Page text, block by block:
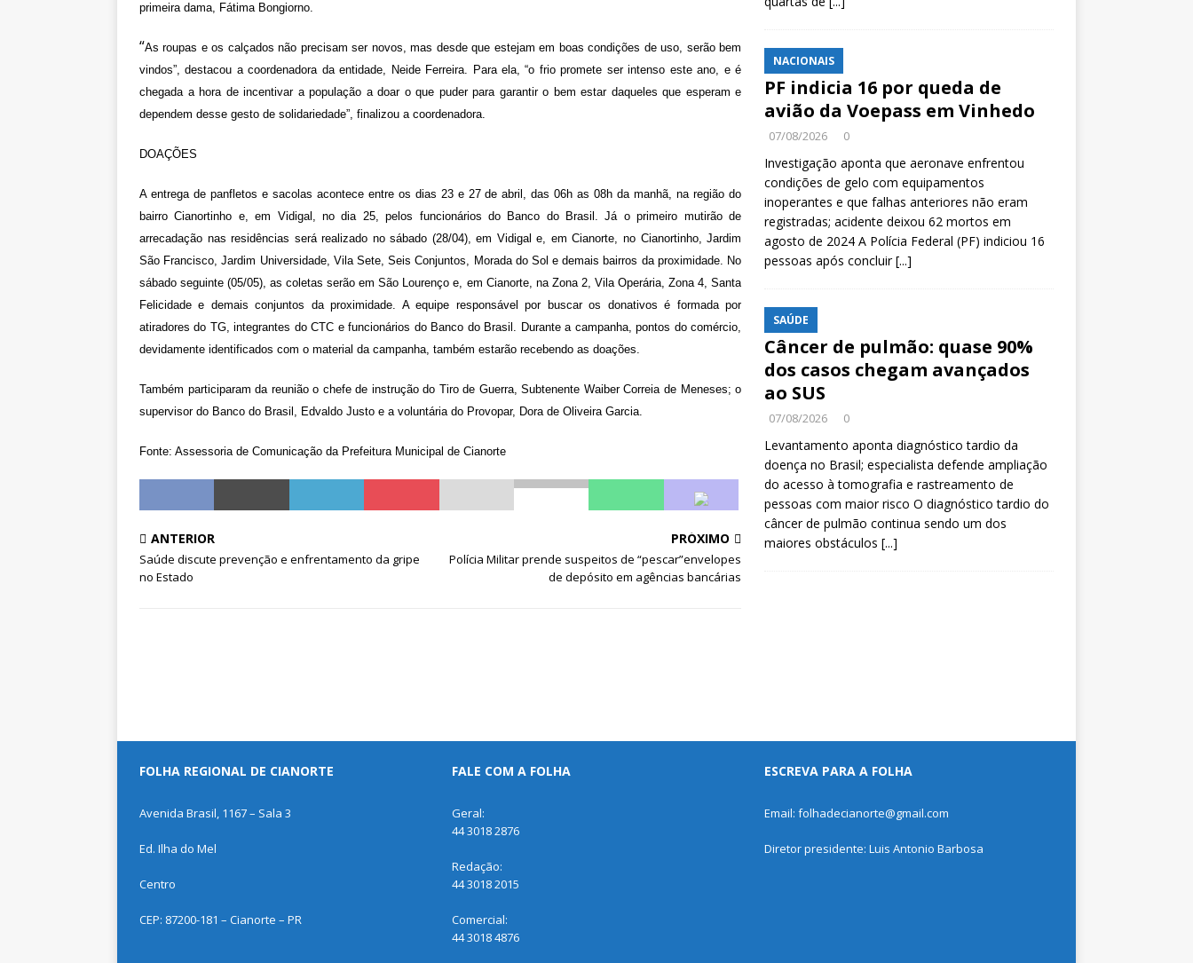
primeira dama, Fátima Bongiorno.
“As roupas e os calçados não precisam ser novos, mas desde que estejam em boas condições de uso, serão bem
vindos”, destacou a coordenadora da entidade, Neide Ferreira. Para ela, “o frio promete ser intenso este ano, e é
chegada a hora de incentivar a população a doar o que puder para garantir o bem estar daqueles que esperam e
dependem desse gesto de solidariedade”, finalizou a coordenadora.
DOAÇÕES
A entrega de panfletos e sacolas acontece entre os dias 23 e 27 de abril, das 06h as 08h da manhã, na região do
bairro Cianortinho e, em Vidigal, no dia 25, pelos funcionários do Banco do Brasil. Já o primeiro mutirão de
arrecadação nas residências será realizado no sábado (28/04), em Vidigal e, em Cianorte, no Cianortinho, Jardim
São Francisco, Jardim Universidade, Vila Sete, Seis Conjuntos, Morada do Sol e demais bairros da proximidade. No
sábado seguinte (05/05), as coletas serão em São Lourenço e, em Cianorte, na Zona 2, Vila Operária, Zona 4, Santa
Felicidade e demais conjuntos da proximidade. A equipe responsável por buscar os donativos é formada por
atiradores do TG, integrantes do CTC e funcionários do Banco do Brasil. Durante a campanha, pontos do comércio,
devidamente identificados com o material da campanha, também estarão recebendo as doações.
Também participaram da reunião o chefe de instrução do Tiro de Guerra, Subtenente Waiber Correia de Meneses; o
supervisor do Banco do Brasil, Edvaldo Justo e a voluntária do Provopar, Dora de Oliveira Garcia.
Fonte: Assessoria de Comunicação da Prefeitura Municipal de Cianorte
ANTERIOR
Saúde discute prevenção e enfrentamento da gripe
no Estado
PRÓXIMO
Polícia Militar prende suspeitos de “pescar”envelopes
de depósito em agências bancárias
NACIONAIS
PF indicia 16 por queda de
avião da Voepass em Vinhedo
07/08/2026 0
Investigação aponta que aeronave enfrentou
condições de gelo com equipamentos
inoperantes e que falhas anteriores não eram
registradas; acidente deixou 62 mortos em
agosto de 2024 A Polícia Federal (PF) indiciou 16
pessoas após concluir[...]
SAÚDE
Câncer de pulmão: quase 90%
dos casos chegam avançados
ao SUS
07/08/2026 0
Levantamento aponta diagnóstico tardio da
doença no Brasil; especialista defende ampliação
do acesso à tomografia e rastreamento de
pessoas com maior risco O diagnóstico tardio do
câncer de pulmão continua sendo um dos
maiores obstáculos [...]
FOLHA REGIONAL DE CIANORTE
Avenida Brasil, 1167 – Sala 3
Ed. Ilha do Mel
Centro
CEP: 87200-181 – Cianorte – PR
FALE COM A FOLHA
Geral:
44 3018 2876
Redação:
44 3018 2015
Comercial:
44 3018 4876
ESCREVA PARA A FOLHA
Email: folhadecianorte@gmail.com
Diretor presidente: Luis Antonio Barbosa